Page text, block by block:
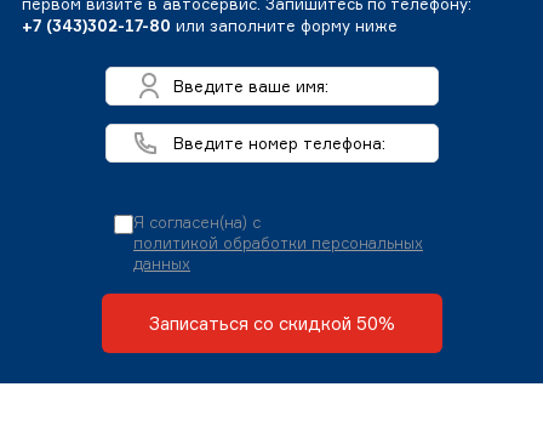
+7 (343)302-17-80 или заполните форму ниже
Я согласен(на) с
политикой обработки персональных
данных
Записаться со скидкой 50%